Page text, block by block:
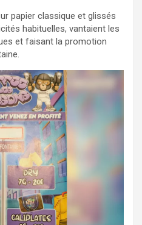
papier classique et glissés
habituelles, vantaient les
et faisant la promotion